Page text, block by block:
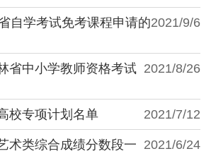
2021/9/6
自学考试免考课程申请的
2021/8/26
省中小学教师资格考试
2021/7/12
校专项计划名单
2021/6/24
术类综合成绩分数段一